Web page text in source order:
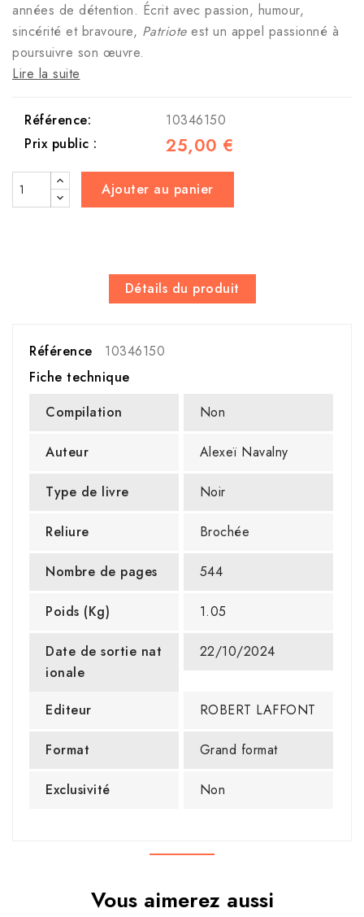
années de détention. Écrit avec passion, humour,
sincérité et bravoure, Patrioteest un appel passionné à
poursuivre son œuvre.
Lire la suite
Référence:
10346150
Prix public :
25,00 €
Ajouter au panier
Détails du produit
Référence
10346150
Fiche technique
Compilation
Non
Auteur Alexeï Navalny
Type de livre Noir
Reliure Brochée
Nombre de pages 544
Poids (Kg) 1.05
Date de sortie nat
ionale
22/10/2024
Editeur ROBERT LAFFONT
Format Grand format
Exclusivité Non
Vous aimerez aussi